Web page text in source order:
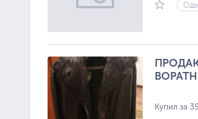
Купил за 35